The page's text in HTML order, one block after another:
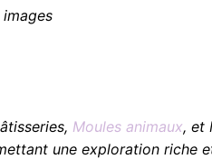
Moules animaux, et
une exploration riche